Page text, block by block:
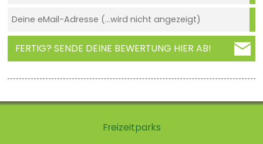
FERTIG? SENDE DEINE BEWERTUNG HIER AB!
Freizeitparks